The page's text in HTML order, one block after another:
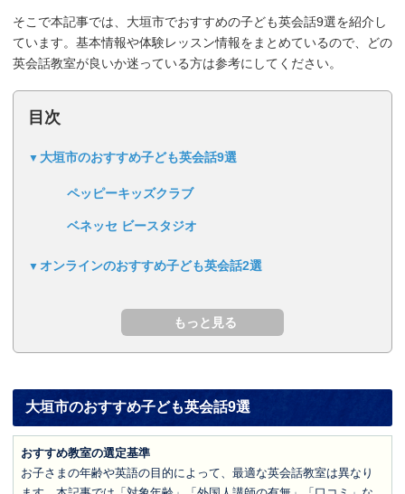
そこで本記事では、大垣市でおすすめの子ども英会話9選を紹介し
ています。基本情報や体験レッスン情報をまとめているので、どの
英会話教室が良いか迷っている方は参考にしてください。
目次
大垣市のおすすめ子ども英会話9選
ペッピーキッズクラブ
ベネッセ ビースタジオ
オンラインのおすすめ子ども英会話2選
大垣市のおすすめ子ども英会話9選
おすすめ教室の選定基準
お子さまの年齢や英語の目的によって、最適な英会話教室は異なり